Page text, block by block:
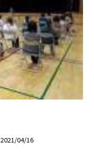
2021/04/16